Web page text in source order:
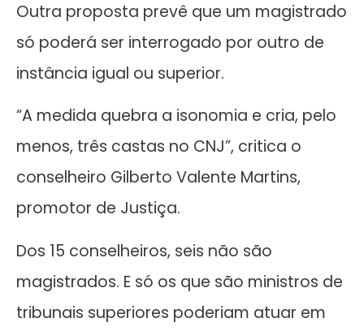
Outra proposta prevê que um magistrado
só poderá ser interrogado por outro de
instância igual ou superior.
“A medida quebra a isonomia e cria, pelo
menos, três castas no CNJ”, critica o
conselheiro Gilberto Valente Martins,
promotor de Justiça.
Dos 15 conselheiros, seis não são
magistrados. E só os que são ministros de
tribunais superiores poderiam atuar em